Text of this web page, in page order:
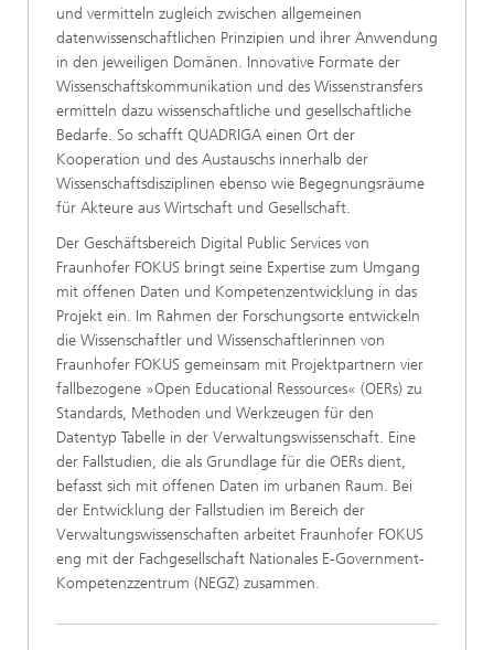
und vermitteln zugleich zwischen allgemeinen
datenwissenschaftlichen Prinzipien und ihrer Anwendung
in den jeweiligen Domänen. Innovative Formate der
Wissenschaftskommunikation und des Wissenstransfers
ermitteln dazu wissenschaftliche und gesellschaftliche
Bedarfe. So schafft QUADRIGA einen Ort der
Kooperation und des Austauschs innerhalb der
Wissenschaftsdisziplinen ebenso wie Begegnungsräume
für Akteure aus Wirtschaft und Gesellschaft.
Der Geschäftsbereich Digital Public Services von
Fraunhofer FOKUS bringt seine Expertise zum Umgang
mit offenen Daten und Kompetenzentwicklung in das
Projekt ein. Im Rahmen der Forschungsorte entwickeln
die Wissenschaftler und Wissenschaftlerinnen von
Fraunhofer FOKUS gemeinsam mit Projektpartnern vier
fallbezogene »Open Educational Ressources« (OERs) zu
Standards, Methoden und Werkzeugen für den
Datentyp Tabelle in der Verwaltungswissenschaft. Eine
der Fallstudien, die als Grundlage für die OERs dient,
befasst sich mit offenen Daten im urbanen Raum. Bei
der Entwicklung der Fallstudien im Bereich der
Verwaltungswissenschaften arbeitet Fraunhofer FOKUS
eng mit der Fachgesellschaft Nationales E-Government-
Kompetenzzentrum (NEGZ) zusammen.